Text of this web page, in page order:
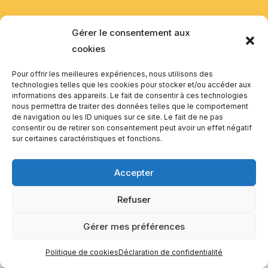
Gérer le consentement aux
cookies
Pour offrir les meilleures expériences, nous utilisons des
technologies telles que les cookies pour stocker et/ou accéder aux
informations des appareils. Le fait de consentir à ces technologies
nous permettra de traiter des données telles que le comportement
de navigation ou les ID uniques sur ce site. Le fait de ne pas
consentir ou de retirer son consentement peut avoir un effet négatif
sur certaines caractéristiques et fonctions.
Accepter
Refuser
Gérer mes préférences
Politique de cookiesDéclaration de confidentialité